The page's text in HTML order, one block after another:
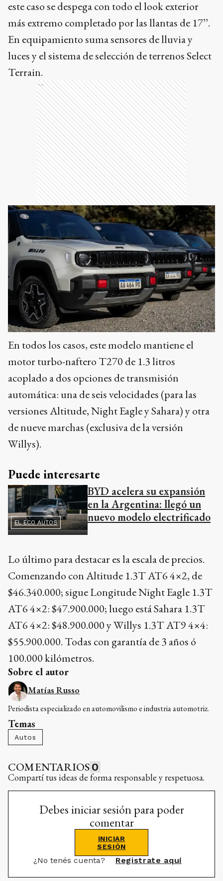
este caso se despega con todo el look exterior
más extremo completado por las llantas de 17’’.
En equipamiento suma sensores de lluvia y
luces y el sistema de selección de terrenos Select
Terrain.
Ads
En todos los casos, este modelo mantiene el
motor turbo-naftero T270 de 1.3 litros
acoplado a dos opciones de transmisión
automática: una de seis velocidades (para las
versiones Altitude, Night Eagle y Sahara) y otra
de nueve marchas (exclusiva de la versión
Willys).
Puede interesarte
EL ECO AUTOS
BYD acelera su expansión
en la Argentina: llegó un
nuevo modelo electrificado
Lo último para destacar es la escala de precios.
Comenzando con Altitude 1.3T AT6 4×2, de
$46.340.000; sigue Longitude Night Eagle 1.3T
AT6 4×2: $47.900.000; luego está Sahara 1.3T
AT6 4×2: $48.900.000 y Willys 1.3T AT9 4×4:
$55.900.000. Todas con garantía de 3 años ó
100.000 kilómetros.
Sobre el autor
Matías Russo
Periodista especializado en automovilismo e industria automotriz.
Temas
Autos
COMENTARIOS 0
Compartí tus ideas de forma responsable y respetuosa.
Debes iniciar sesión para poder
comentar
INICIAR
SESIÓN
¿No tenés cuenta? Registrate aquí